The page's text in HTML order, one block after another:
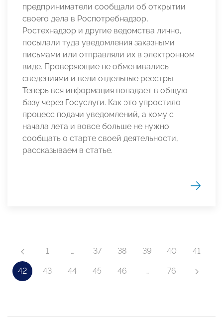
предприниматели сообщали об открытии
своего дела в Роспотребнадзор,
Ростехнадзор и другие ведомства лично,
посылали туда уведомления заказными
письмами или отправляли их в электронном
виде. Проверяющие не обменивались
сведениями и вели отдельные реестры.
Теперь вся информация попадает в общую
базу через Госуслуги. Как это упростило
процесс подачи уведомлений, а кому с
начала лета и вовсе больше не нужно
сообщать о старте своей деятельности,
рассказываем в статье.
1 … 37 38 39 40 41
42 43 44 45 46 … 76